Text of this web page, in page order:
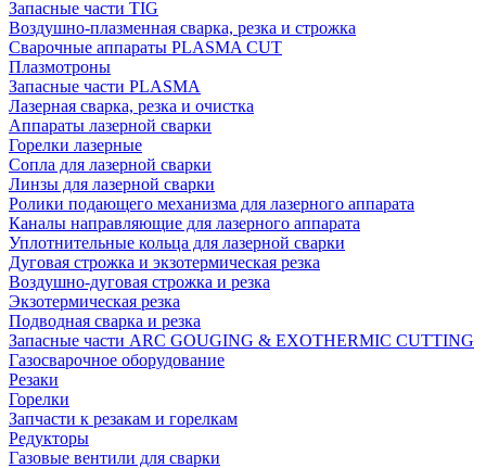
Запасные части TIG
Воздушно-плазменная сварка, резка и строжка
Сварочные аппараты PLASMA CUT
Плазмотроны
Запасные части PLASMA
Лазерная сварка, резка и очистка
Аппараты лазерной сварки
Горелки лазерные
Сопла для лазерной сварки
Линзы для лазерной сварки
Ролики подающего механизма для лазерного аппарата
Каналы направляющие для лазерного аппарата
Уплотнительные кольца для лазерной сварки
Дуговая строжка и экзотермическая резка
Воздушно-дуговая строжка и резка
Экзотермическая резка
Подводная сварка и резка
Запасные части ARC GOUGING & EXOTHERMIC CUTTING
Газосварочное оборудование
Резаки
Горелки
Запчасти к резакам и горелкам
Редукторы
Газовые вентили для сварки